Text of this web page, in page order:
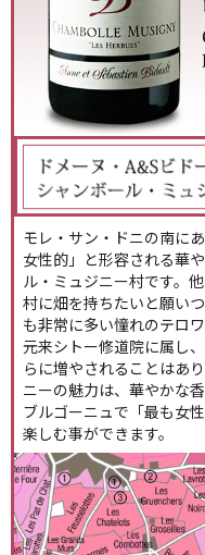
モレ・サン・ドニの南に
女性的」と形容される華
ル・ミュジニー村です。
村に畑を持ちたいと願い
も非常に多い憧れのテロ
元来シトー修道院に属し
らに増やされることはあ
ニーの魅力は、華やかな
ブルゴーニュで「最も女
楽しむ事ができます。